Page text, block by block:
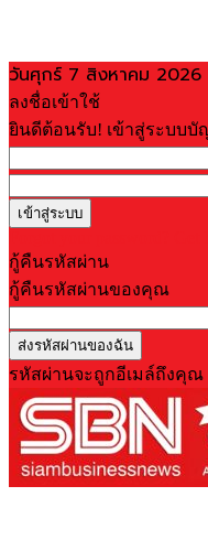
วันศุกร์ 7 สิงหาคม 2026
ลงชื่อเข้าใช้
ยินดีต้อนรับ! เข้าสู่ระบบ
กู้คืนรหัสผ่าน
กู้คืนรหัสผ่านของคุณ
รหัสผ่านจะถูกอีเมล์ถึงคุณ